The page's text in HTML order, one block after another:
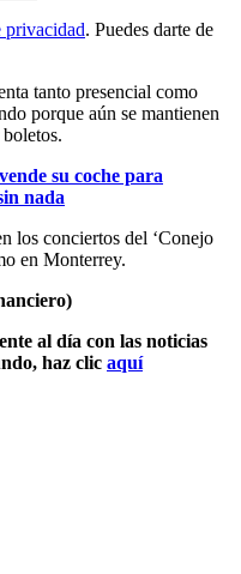
privacidad. Puedes darte de
tanto presencial como
porque aún se mantienen
su coche para
nada
los conciertos del ‘Conejo
en Monterrey.
al día con las noticias
haz clic aquí